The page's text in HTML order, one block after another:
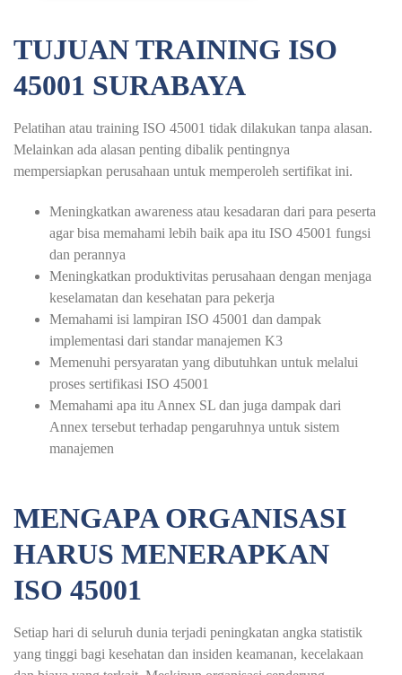
TUJUAN TRAINING ISO
45001 SURABAYA
Pelatihan atau training ISO 45001 tidak dilakukan tanpa alasan.
Melainkan ada alasan penting dibalik pentingnya
mempersiapkan perusahaan untuk memperoleh sertifikat ini.
Meningkatkan awareness atau kesadaran dari para peserta
agar bisa memahami lebih baik apa itu ISO 45001 fungsi
dan perannya
Meningkatkan produktivitas perusahaan dengan menjaga
keselamatan dan kesehatan para pekerja
Memahami isi lampiran ISO 45001 dan dampak
implementasi dari standar manajemen K3
Memenuhi persyaratan yang dibutuhkan untuk melalui
proses sertifikasi ISO 45001
Memahami apa itu Annex SL dan juga dampak dari
Annex tersebut terhadap pengaruhnya untuk sistem
manajemen
MENGAPA ORGANISASI
HARUS MENERAPKAN
ISO 45001
Setiap hari di seluruh dunia terjadi peningkatan angka statistik
yang tinggi bagi kesehatan dan insiden keamanan, kecelakaan